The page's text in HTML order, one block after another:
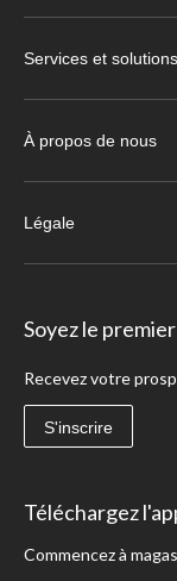
Services et solutions
À propos de nous
Légale
Soyez le
Recevez votre
S'inscrire
Téléchargez
Commencez à